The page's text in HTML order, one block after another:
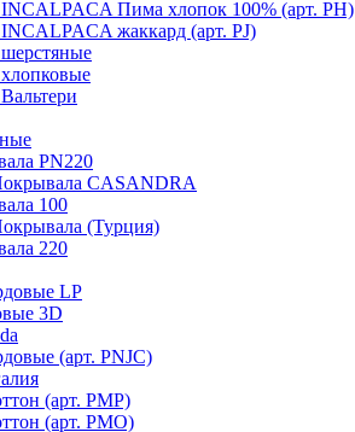
Пима хлопок 100% (арт. PH)
жаккард (арт. PJ)
PN220
CASANDRA
100
(Турция)
220
LP
3D
(арт. PNJC)
(арт. PMP)
(арт. PMO)